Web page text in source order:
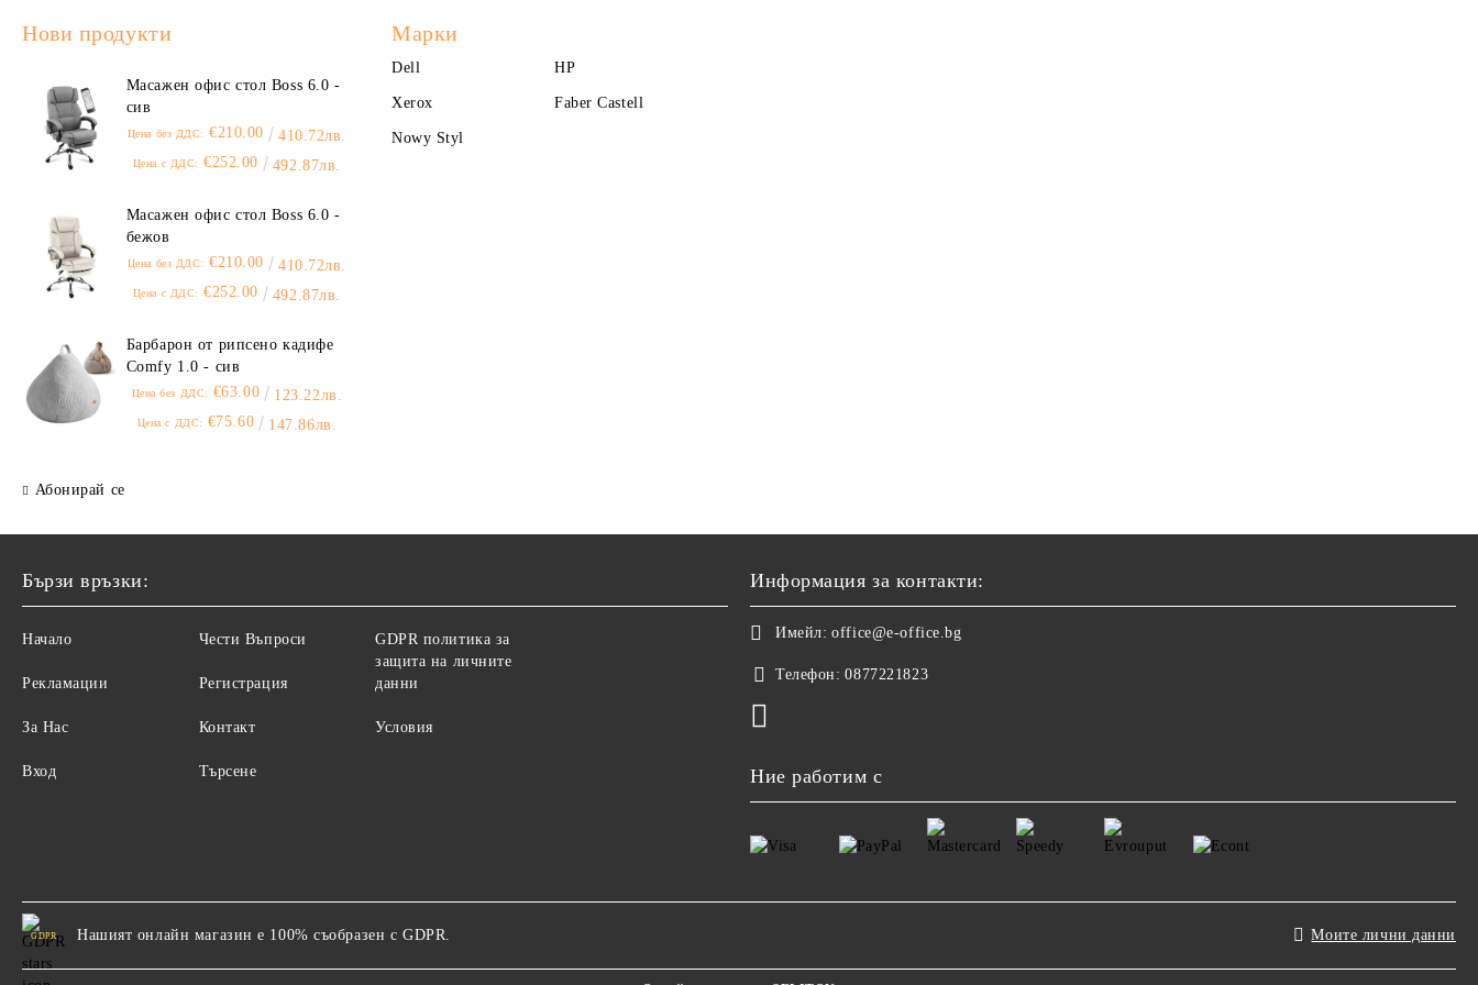
Нови продукти
Масажен офис стол Boss 6.0 -
сив
Цена без ДДС: €210.00 410.72лв.
Цена с ДДС: €252.00 492.87лв.
Масажен офис стол Boss 6.0 -
бежов
Цена без ДДС: €210.00 410.72лв.
Цена с ДДС: €252.00 492.87лв.
Барбарон от рипсено кадифе
Comfy 1.0 - сив
Цена без ДДС: €63.00 123.22лв.
Цена с ДДС: €75.60 147.86лв.
Абонирай се
Марки
Dell HP
Xerox Faber Castell
Nowy Styl
Бързи връзки:
Начало
Рекламации
За Нас
Вход
Чести Въпроси
Регистрация
Контакт
Търсене
GDPR политика за
защита на личните
данни
Условия
Информация за контакти:
Имейл: office@e-office.bg
Телефон: 0877221823
Ние работим с
GDPR Нашият онлайн магазин е 100% съобразен с GDPR. Моите лични данни